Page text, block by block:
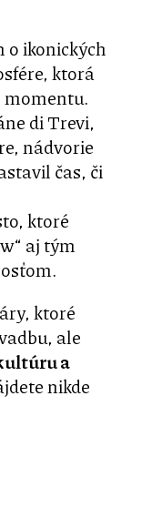
o ikonických
ktorá
momentu.
di Trevi,
nádvorie
čas, či
ktoré
aj tým
ktoré
ale
a
nikde